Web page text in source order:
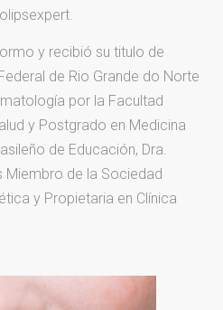
y recibió su titulo de
de Rio Grande do Norte
por la Facultad
y Postgrado en Medicina
de Educación, Dra.
Miembro de la Sociedad
y Propietaria en Clínica